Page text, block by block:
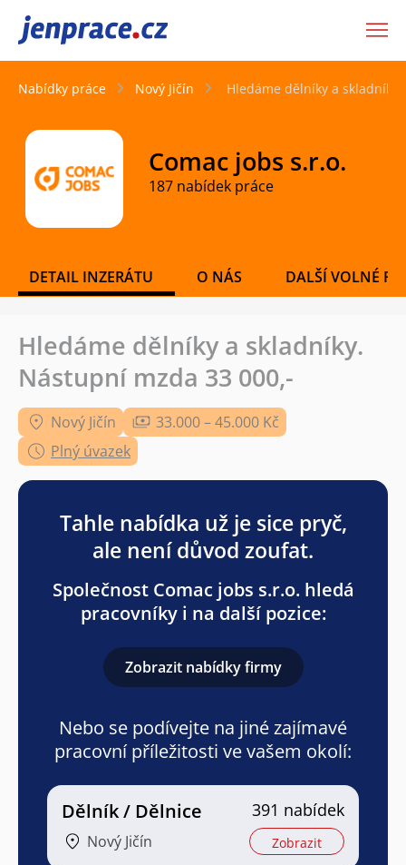
JenPráce.cz
Nabídky práce Nový Jičín Hledáme dělníky a
Comac jobs s.r.o.
187 nabídek práce
DETAIL INZERÁTU O NÁS DALŠÍ VOLNÉ
Hledáme dělníky a skladníky.
Nástupní mzda 33 000,-
Nový Jičín
33.000 – 45.000 Kč
Plný úvazek
Tahle nabídka už je sice pryč,
ale není důvod zoufat.
Společnost Comac jobs s.r.o. hledá
pracovníky i na další pozice:
Zobrazit nabídky firmy
Nebo se podívejte na jiné zajímavé
pracovní příležitosti ve vašem okolí:
Dělník / Dělnice
Nový Jičín
391 nabídek
Zobrazit